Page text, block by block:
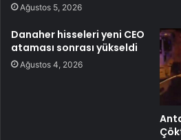
Ağustos 5, 2026
Danaher hisseleri yeni CEO
ataması sonrası yükseldi
Ağustos 4, 2026